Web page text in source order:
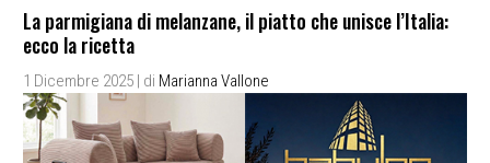
La parmigiana di melanzane, il piatto che unisce l’Italia:
ecco la ricetta
1 Dicembre 2025 | di Marianna Vallone